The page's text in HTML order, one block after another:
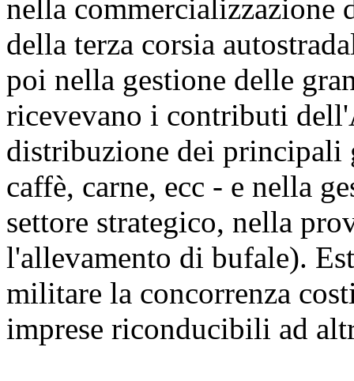
nella commercializzazione
della terza corsia
poi nella gestione delle
ricevevano i contributi
distribuzione dei principali
caffè, carne, ecc - e nella
settore strategico, nella
l'allevamento di bufale).
militare la concorrenza
imprese riconducibili ad